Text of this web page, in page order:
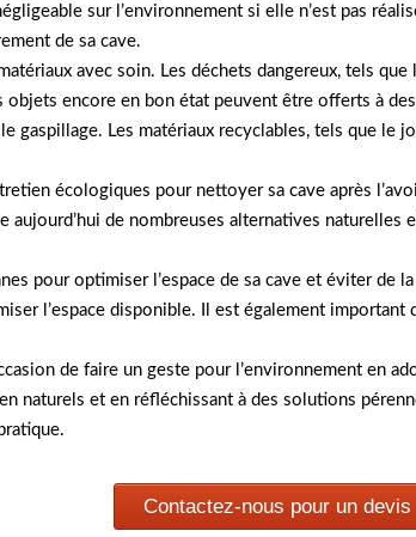
sur l’environnement si elle n’est pas
de sa cave.
avec soin. Les déchets dangereux, tels
encore en bon état peuvent être offerts à
gaspillage. Les matériaux recyclables, tels que
écologiques pour nettoyer sa cave après
aujourd’hui de nombreuses alternatives
pour optimiser l’espace de sa cave et éviter de
l’espace disponible. Il est également
de faire un geste pour l’environnement en
naturels et en réfléchissant à des solutions
Contactez-nous pour un devis